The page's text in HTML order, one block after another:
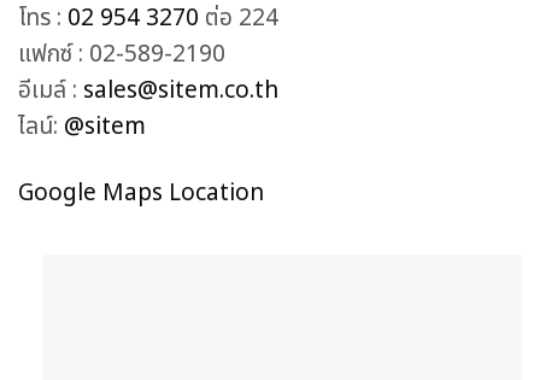
โทร : 02 954 3270 ต่อ 224
แฟกซ์ : 02-589-2190
อีเมล์ : sales@sitem.co.th
ไลน์: @sitem
Google Maps Location